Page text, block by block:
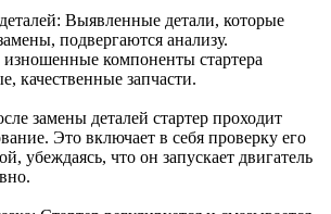
Выявленные детали, которые
подвергаются анализу.
компоненты стартера
качественные запчасти.
замены деталей стартер проходит
Это включает в себя проверку его
убеждаясь, что он запускает двигатель